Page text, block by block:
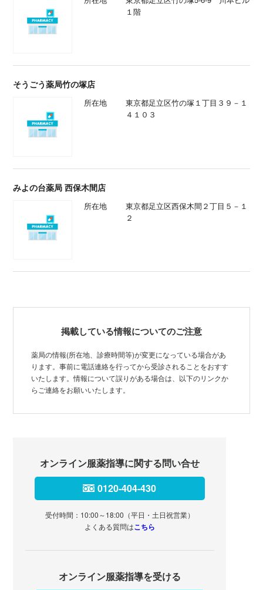
１階
そうごう薬局竹の塚店
所在地
東京都足立区竹の塚１丁目３９－１
４１０３
みよの台薬局 西保木間店
所在地
東京都足立区西保木間２丁目５－１
２
掲載している情報についてのご注意
薬局の情報(所在地、診療時間等)が変更になっている場合があ
ります。事前に電話連絡を行ってから受診されることをおすす
いたします。情報について誤りがある場合は、以下のリンクか
らご連絡をお願いいたします。
オンライン服薬指導に関する問い合せ
0120-404-430
受付時間：10:00～18:00（平日・土日祝営業）
よくある質問はこちら
オンライン服薬指導を受ける